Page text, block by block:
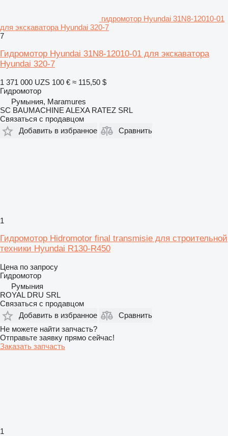
гидромотор Hyundai 31N8-12010-01
для экскаватора Hyundai 320-7
7
Гидромотор Hyundai 31N8-12010-01 для экскаватора
Hyundai 320-7
1 371 000 UZS 100 € ≈ 115,50 $
Гидромотор
Румыния, Maramures
SC BAUMACHINE ALEXA RATEZ SRL
Связаться с продавцом
Добавить в избранное
Сравнить
1
Гидромотор Hidromotor final transmisie для строительной
техники Hyundai R130-R450
Цена по запросу
Гидромотор
Румыния
ROYAL DRU SRL
Связаться с продавцом
Добавить в избранное
Сравнить
Не можете найти запчасть?
Отправьте заявку прямо сейчас!
Заказать запчасть
1